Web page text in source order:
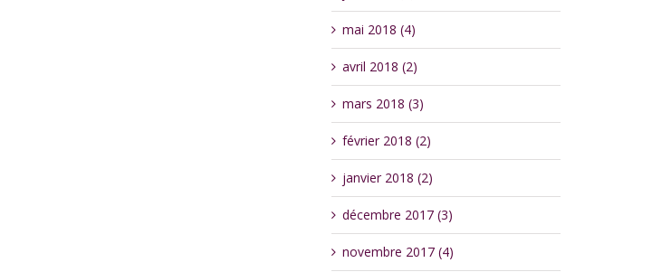
mai 2018 (4)
avril 2018 (2)
mars 2018 (3)
février 2018 (2)
janvier 2018 (2)
décembre 2017 (3)
novembre 2017 (4)